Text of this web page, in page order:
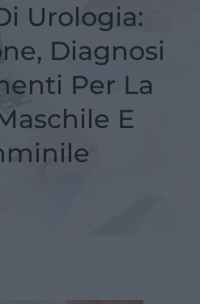
Urologia:
Diagnosi
Per La
E